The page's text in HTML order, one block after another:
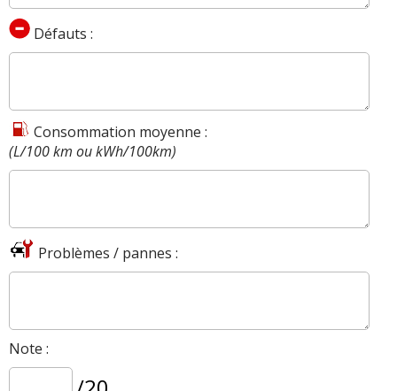
Défauts :
Consommation moyenne :
(L/100 km ou kWh/100km)
Problèmes / pannes :
Note :